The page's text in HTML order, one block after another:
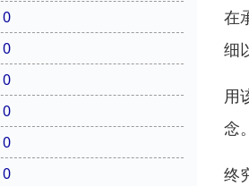
0
0
0
0
0
0
在
细
用
念
终